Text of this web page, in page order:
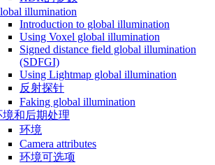
illumination
Introduction to global illumination
Using Voxel global illumination
Signed distance field global illumination
(SDFGI)
Using Lightmap global illumination
反射探针
Faking global illumination
境和后期处理
环境
Camera attributes
环境可选项